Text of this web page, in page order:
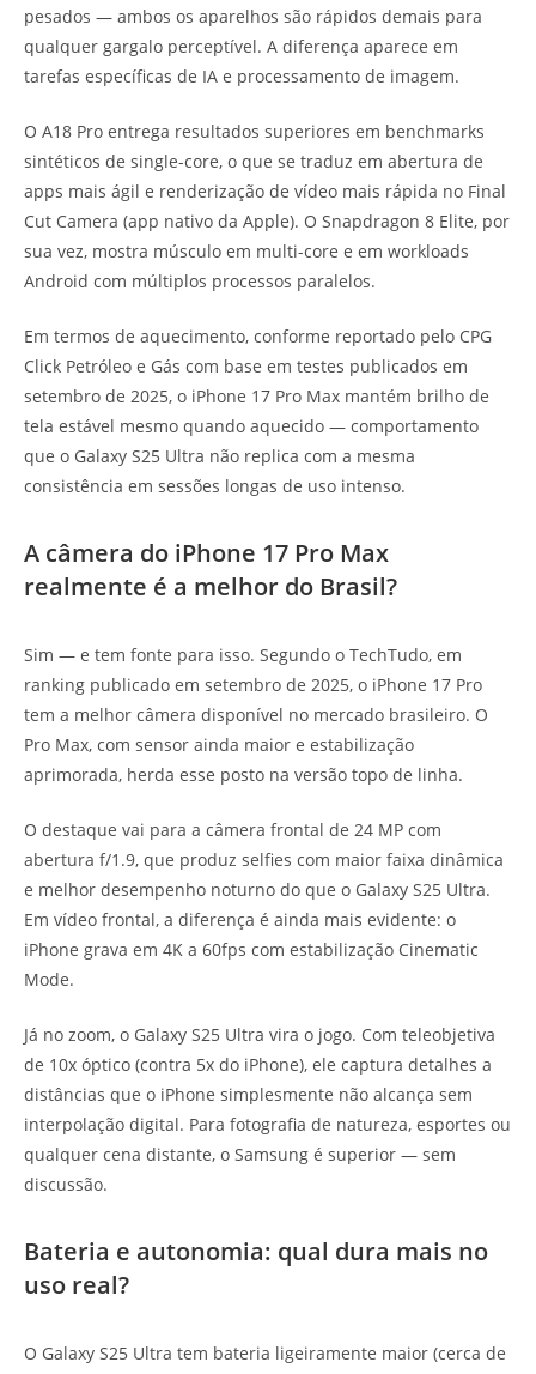
pesados — ambos os aparelhos são rápidos demais para
qualquer gargalo perceptível. A diferença aparece em
tarefas específicas de IA e processamento de imagem.
O A18 Pro entrega resultados superiores em benchmarks
sintéticos de single-core, o que se traduz em abertura de
apps mais ágil e renderização de vídeo mais rápida no Final
Cut Camera (app nativo da Apple). O Snapdragon 8 Elite, por
sua vez, mostra músculo em multi-core e em workloads
Android com múltiplos processos paralelos.
Em termos de aquecimento, conforme reportado pelo CPG
Click Petróleo e Gás com base em testes publicados em
setembro de 2025, o iPhone 17 Pro Max mantém brilho de
tela estável mesmo quando aquecido — comportamento
que o Galaxy S25 Ultra não replica com a mesma
consistência em sessões longas de uso intenso.
A câmera do iPhone 17 Pro Max
realmente é a melhor do Brasil?
Sim — e tem fonte para isso. Segundo o TechTudo, em
ranking publicado em setembro de 2025, o iPhone 17 Pro
tem a melhor câmera disponível no mercado brasileiro. O
Pro Max, com sensor ainda maior e estabilização
aprimorada, herda esse posto na versão topo de linha.
O destaque vai para a câmera frontal de 24 MP com
abertura f/1.9, que produz selfies com maior faixa dinâmica
e melhor desempenho noturno do que o Galaxy S25 Ultra.
Em vídeo frontal, a diferença é ainda mais evidente: o
iPhone grava em 4K a 60fps com estabilização Cinematic
Mode.
Já no zoom, o Galaxy S25 Ultra vira o jogo. Com teleobjetiva
de 10x óptico (contra 5x do iPhone), ele captura detalhes a
distâncias que o iPhone simplesmente não alcança sem
interpolação digital. Para fotografia de natureza, esportes ou
qualquer cena distante, o Samsung é superior — sem
discussão.
Bateria e autonomia: qual dura mais no
uso real?
O Galaxy S25 Ultra tem bateria ligeiramente maior (cerca de